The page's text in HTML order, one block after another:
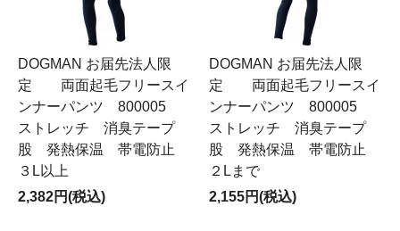
DOGMAN お届先法人限
定 両面起毛フリースイ
ンナーパンツ 800005
ストレッチ 消臭テープ
股 発熱保温 帯電防止
３L以上
2,382円(税込)
DOGMAN お届先法人限
定 両面起毛フリースイ
ンナーパンツ 800005
ストレッチ 消臭テープ
股 発熱保温 帯電防止
２Lまで
2,155円(税込)